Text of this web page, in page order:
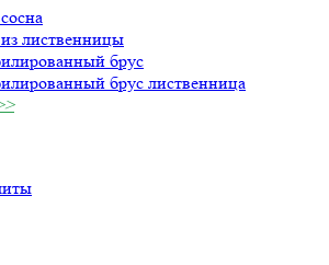
лиственницы
брус
брус лиственница